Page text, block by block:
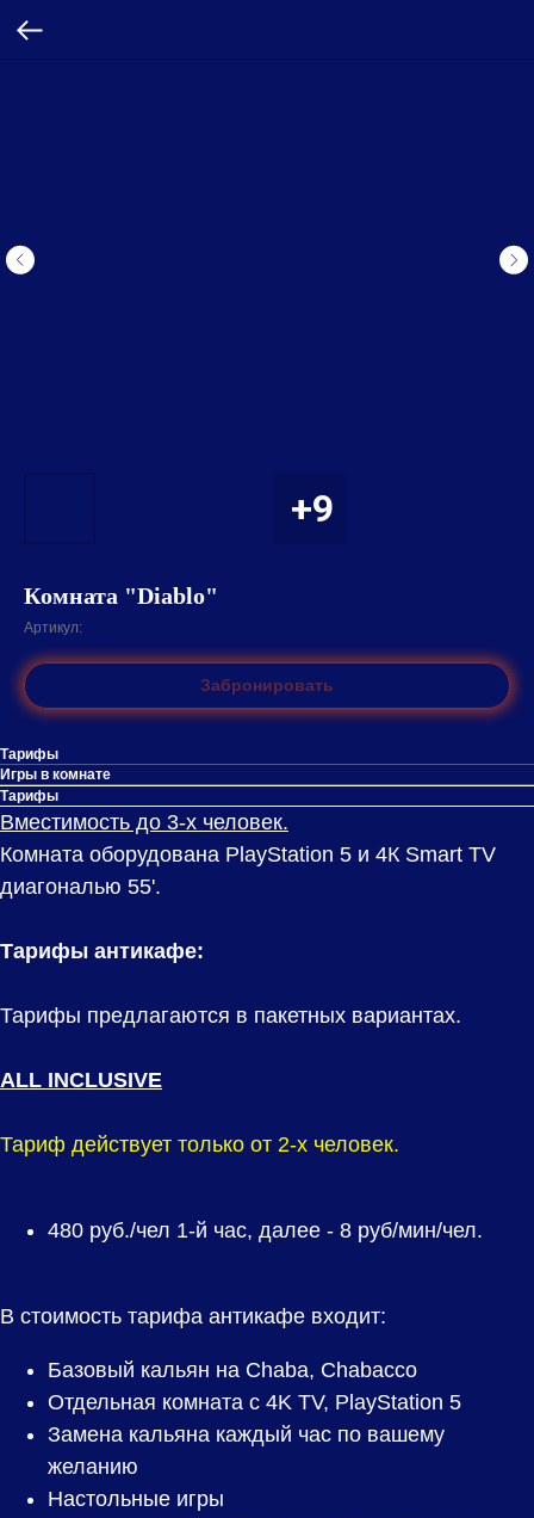
Комната "Diablo"
Артикул:
Забронировать
Тарифы
Игры в комнате
Тарифы
Вместимость до 3-х человек.
Комната оборудована PlayStation 5 и 4К Smart TV
диагональю 55'.
Тарифы антикафе:
Тарифы предлагаются в пакетных вариантах.
ALL INCLUSIVE
Тариф действует только от 2-х человек.
480 руб./чел 1-й час, далее - 8 руб/мин/чел.
В стоимость тарифа антикафе входит:
Базовый кальян на Chaba, Chabacco
Отдельная комната с 4K TV, PlayStation 5
Замена кальяна каждый час по вашему
желанию
Настольные игры